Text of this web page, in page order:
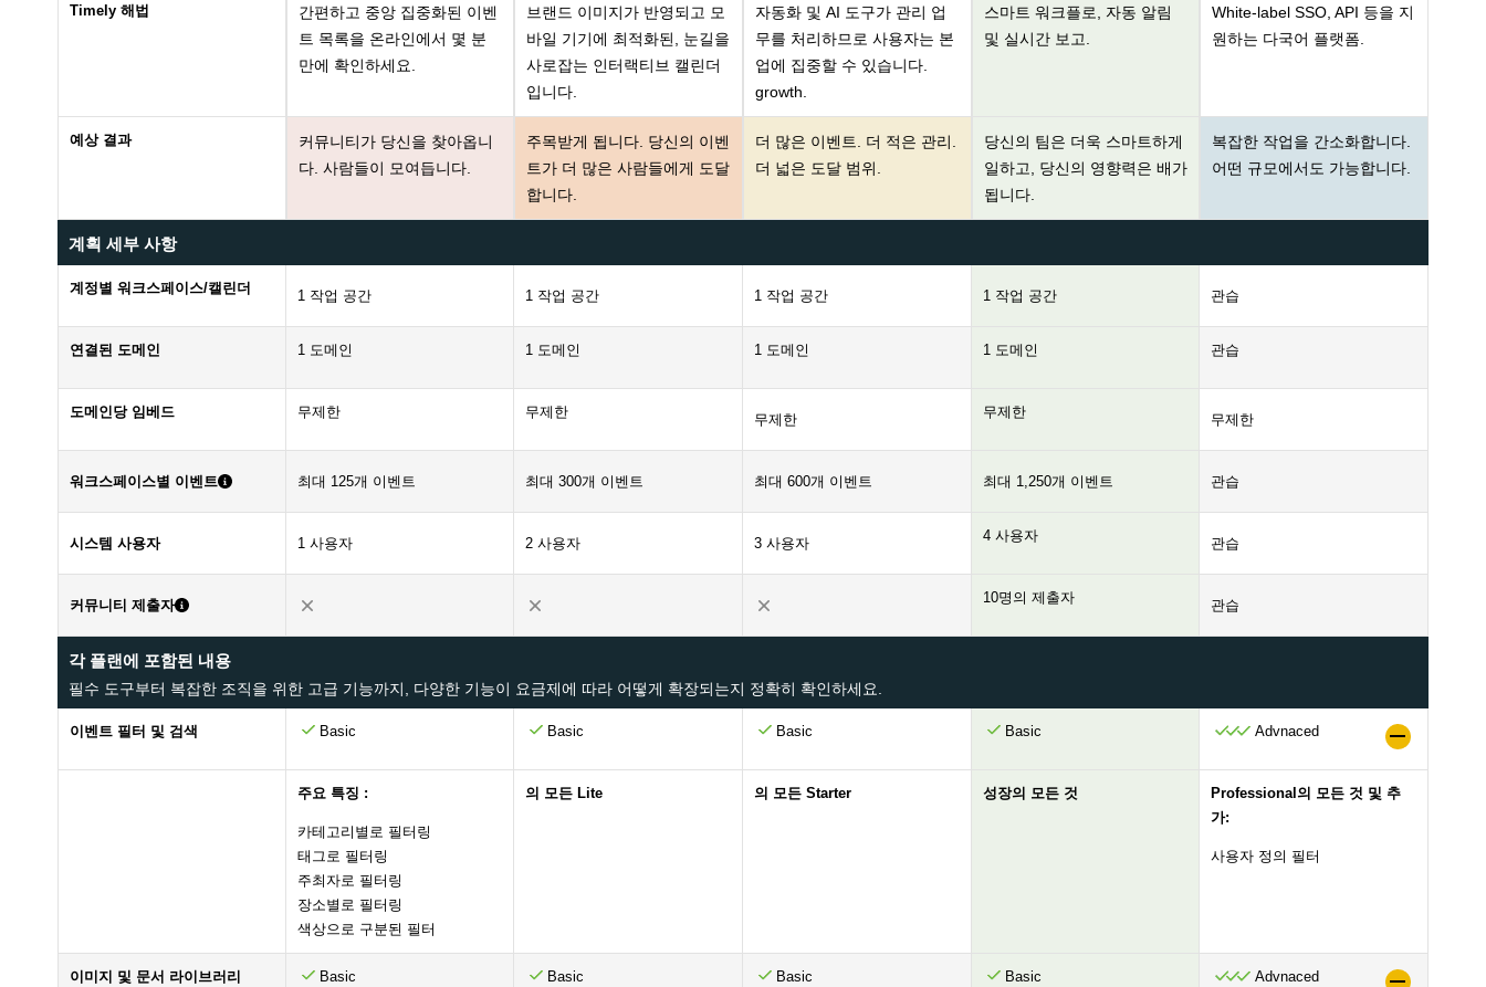
Timely 해법
간편하고 중앙 집중화된 이벤
트 목록을 온라인에서 몇 분
만에 확인하세요.
브랜드 이미지가 반영되고 모
바일 기기에 최적화된, 눈길을
사로잡는 인터랙티브 캘린더
입니다.
자동화 및 AI 도구가 관리 업
무를 처리하므로 사용자는 본
업에 집중할 수 있습니다.
growth.
스마트 워크플로, 자동 알림
및 실시간 보고.
White-label SSO, API 등을 지
원하는 다국어 플랫폼.
예상 결과
커뮤니티가 당신을 찾아옵니
다. 사람들이 모여듭니다.
주목받게 됩니다. 당신의 이벤
트가 더 많은 사람들에게 도달
합니다.
더 많은 이벤트. 더 적은 관리.
더 넓은 도달 범위.
당신의 팀은 더욱 스마트하게
일하고, 당신의 영향력은 배가
됩니다.
복잡한 작업을 간소화합니다.
어떤 규모에서도 가능합니다.
계획 세부 사항
계정별 워크스페이스/캘린더 1 작업 공간 1 작업 공간 1 작업 공간 1 작업 공간 관습
연결된 도메인 1 도메인 1 도메인 1 도메인 1 도메인 관습
도메인당 임베드 무제한 무제한 무제한 무제한 무제한
워크스페이스별 이벤트 최대 125개 이벤트 최대 300개 이벤트 최대 600개 이벤트 최대 1,250개 이벤트 관습
시스템 사용자 1 사용자 2 사용자 3 사용자 4 사용자 관습
커뮤니티 제출자 10명의 제출자 관습
각 플랜에 포함된 내용
필수 도구부터 복잡한 조직을 위한 고급 기능까지, 다양한 기능이 요금제에 따라 어떻게 확장되는지 정확히 확인하세요.
이벤트 필터 및 검색 Basic Basic Basic Basic Advnaced
주요 특징 :
카테고리별로 필터링
태그로 필터링
주최자로 필터링
장소별로 필터링
색상으로 구분된 필터
의 모든 Lite 의 모든 Starter 성장의 모든 것
Professional의 모든 것 및 추
가:
사용자 정의 필터
이미지 및 문서 라이브러리 Basic Basic Basic Basic Advnaced